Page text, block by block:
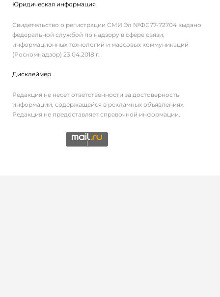
Юридическая информация
Свидетельство о регистрации СМИ Эл №ФС77-72704 выдано
федеральной службой по надзору в сфере связи,
информационных технологий и массовых коммуникаций
(Роскомнадзор) 23.04.2018 г.
Дисклеймер
Редакция не несет ответственности за достоверность
информации, содержащейся в рекламных объявлениях.
Редакция не предоставляет справочной информации.